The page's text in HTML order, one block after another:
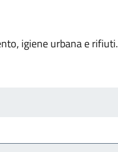
igiene urbana e rifiuti.